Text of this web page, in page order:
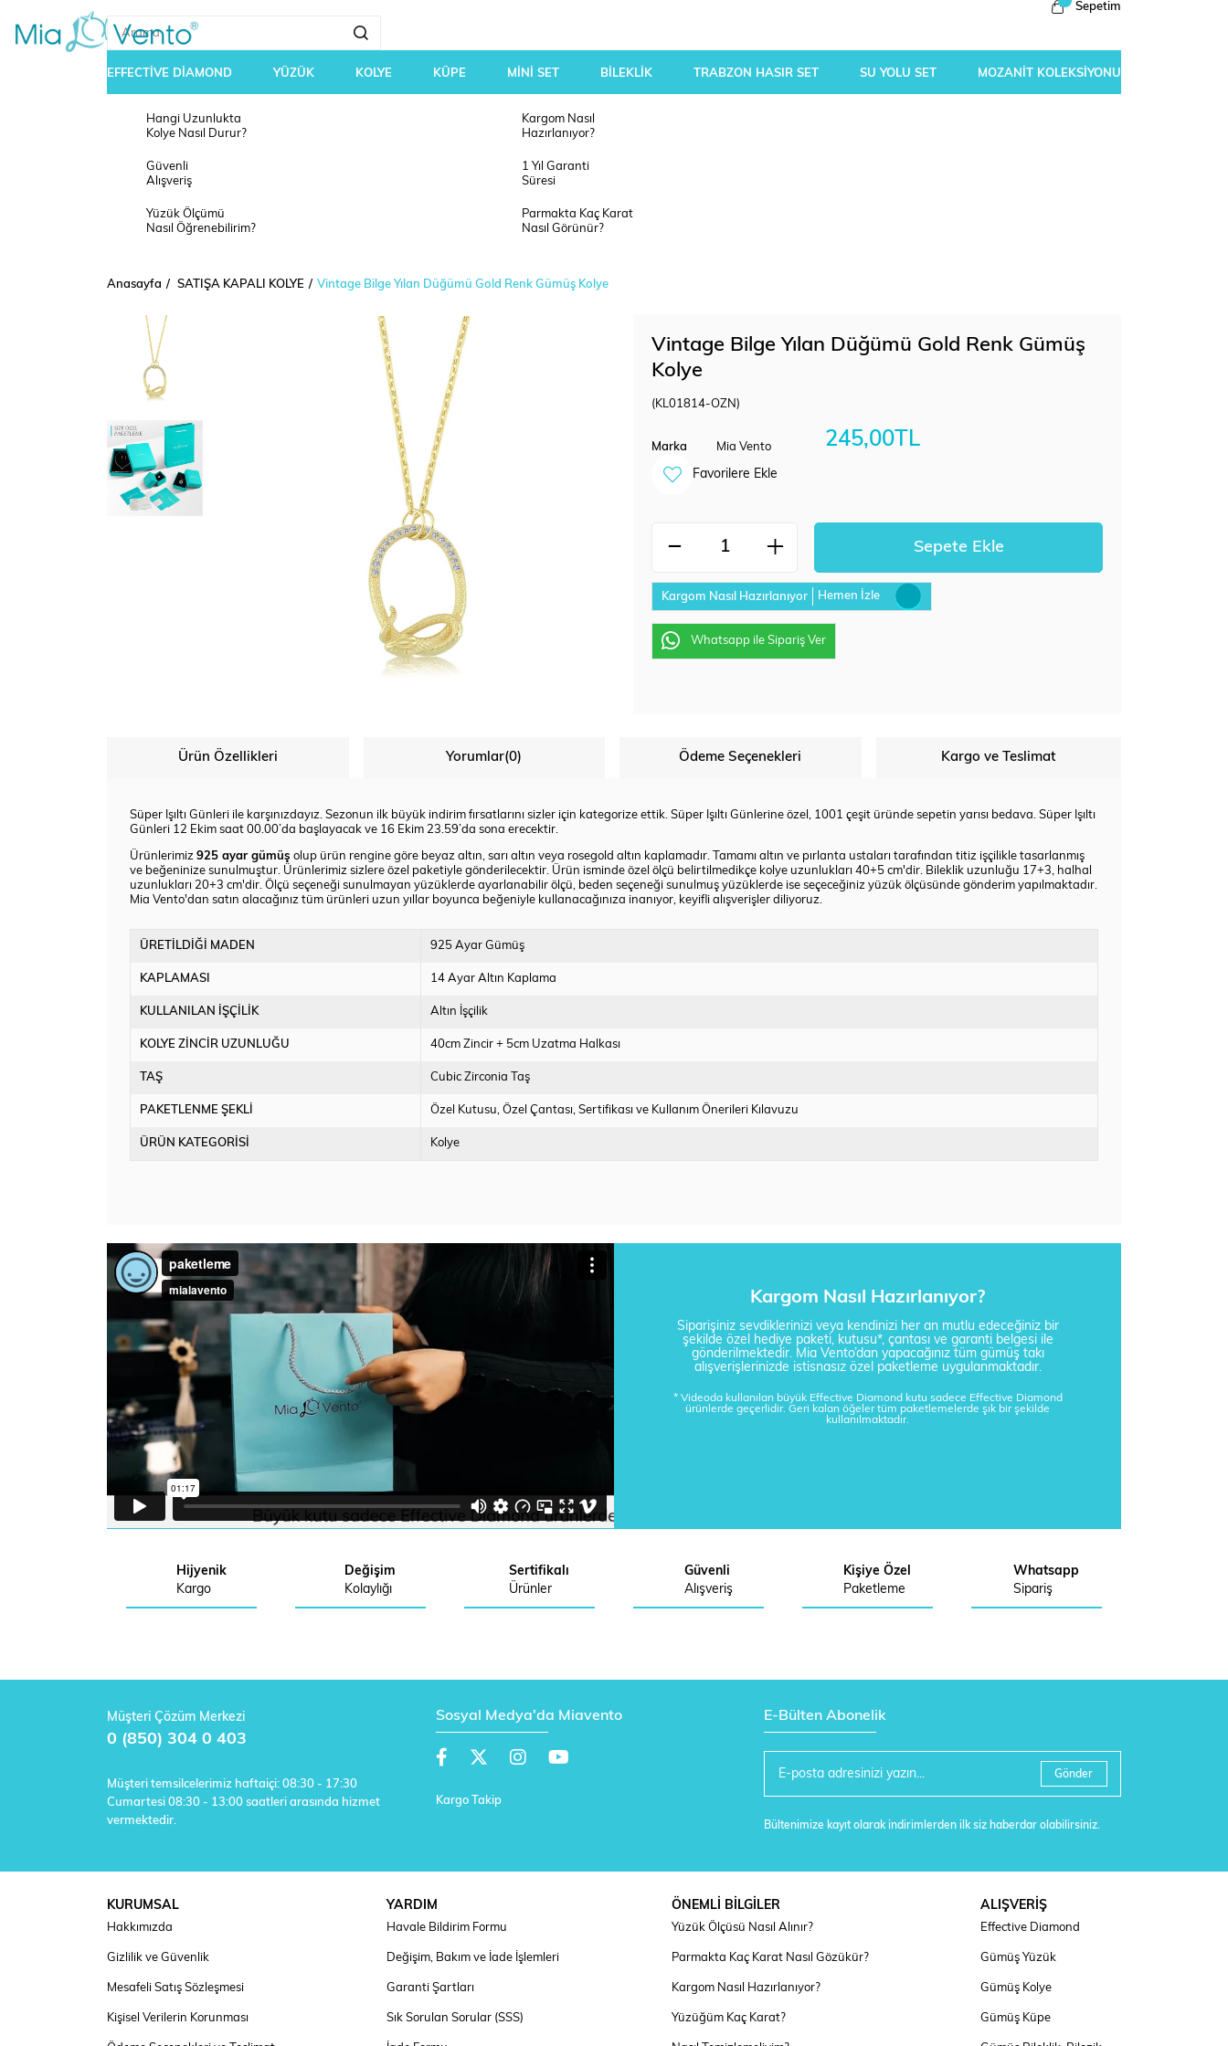
Sepetim
EFFECTİVE DİAMOND YÜZÜK KOLYE KÜPE MİNİ SET BİLEKLİK TRABZON HASIR SET SU YOLU SET MOZANİT KOLEKSİYONU
Hangi Uzunlukta
Kolye Nasıl Durur?
Kargom Nasıl
Hazırlanıyor?
Güvenli
Alışveriş
1 Yıl Garanti
Süresi
Yüzük Ölçümü
Nasıl Öğrenebilirim?
Parmakta Kaç Karat
Nasıl Görünür?
Anasayfa SATIŞA KAPALI KOLYE Vintage Bilge Yılan Düğümü Gold Renk Gümüş Kolye
Vintage Bilge Yılan Düğümü Gold Renk Gümüş
Kolye
(KL01814-OZN)
Marka Mia Vento 245,00TL
Favorilere Ekle
Kargom Nasıl Hazırlanıyor Hemen İzle
Whatsapp ile Sipariş Ver
Ürün Özellikleri Yorumlar(0) Ödeme Seçenekleri Kargo ve Teslimat
Süper Işıltı Günleri ile karşınızdayız. Sezonun ilk büyük indirim fırsatlarını sizler için kategorize ettik. Süper Işıltı Günlerine özel, 1001 çeşit üründe sepetin yarısı bedava. Süper Işıltı
Günleri 12 Ekim saat 00.00’da başlayacak ve 16 Ekim 23.59’da sona erecektir.
Ürünlerimiz 925 ayar gümüş olup ürün rengine göre beyaz altın, sarı altın veya rosegold altın kaplamadır. Tamamı altın ve pırlanta ustaları tarafından titiz işçilikle tasarlanmış
ve beğeninize sunulmuştur. Ürünlerimiz sizlere özel paketiyle gönderilecektir. Ürün isminde özel ölçü belirtilmedikçe kolye uzunlukları 40+5 cm'dir. Bileklik uzunluğu 17+3, halhal
uzunlukları 20+3 cm'dir. Ölçü seçeneği sunulmayan yüzüklerde ayarlanabilir ölçü, beden seçeneği sunulmuş yüzüklerde ise seçeceğiniz yüzük ölçüsünde gönderim yapılmaktadır.
Mia Vento'dan satın alacağınız tüm ürünleri uzun yıllar boyunca beğeniyle kullanacağınıza inanıyor, keyifli alışverişler diliyoruz.
ÜRETİLDİĞİ MADEN 925 Ayar Gümüş
KAPLAMASI 14 Ayar Altın Kaplama
KULLANILAN İŞÇİLİK Altın İşçilik
KOLYE ZİNCİR UZUNLUĞU 40cm Zincir + 5cm Uzatma Halkası
TAŞ Cubic Zirconia Taş
PAKETLENME ŞEKLİ Özel Kutusu Özel Çantası Sertifikası ve Kullanım Önerileri Kılavuzu
ÜRÜN KATEGORİSİ Kolye
Kargom Nasıl Hazırlanıyor?
Siparişiniz sevdiklerinizi veya kendinizi her an mutlu edeceğiniz bir
şekilde özel hediye paketi, kutusu*, çantası ve garanti belgesi ile
gönderilmektedir. Mia Vento’dan yapacağınız tüm gümüş takı
alışverişlerinizde istisnasız özel paketleme uygulanmaktadır.
* Videoda kullanılan büyük Effective Diamond kutu sadece Effective Diamond
ürünlerde geçerlidir. Geri kalan öğeler tüm paketlemelerde şık bir şekilde
kullanılmaktadır.
Hijyenik
Kargo
Değişim
Kolaylığı
Sertifikalı
Ürünler
Güvenli
Alışveriş
Kişiye Özel
Paketleme
Whatsapp
Sipariş
Müşteri Çözüm Merkezi
0 (850) 304 0 403
Müşteri temsilcelerimiz haftaiçi: 08:30 - 17:30
Cumartesi 08:30 - 13:00 saatleri arasında hizmet
vermektedir.
Sosyal Medya'da Miavento
Kargo Takip
E-Bülten Abonelik
Gönder
Bültenimize kayıt olarak indirimlerden ilk siz haberdar olabilirsiniz.
KURUMSAL
Hakkımızda
Gizlilik ve Güvenlik
Mesafeli Satış Sözleşmesi
Kişisel Verilerin Korunması
YARDIM
Havale Bildirim Formu
Değişim, Bakım ve İade İşlemleri
Garanti Şartları
Sık Sorulan Sorular (SSS)
ÖNEMLİ BİLGİLER
Yüzük Ölçüsü Nasıl Alınır?
Parmakta Kaç Karat Nasıl Gözükür?
Kargom Nasıl Hazırlanıyor?
Yüzüğüm Kaç Karat?
ALIŞVERİŞ
Effective Diamond
Gümüş Yüzük
Gümüş Kolye
Gümüş Küpe